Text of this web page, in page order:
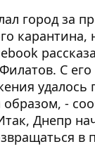
город за
карантина,
С
удалось
-
Днепр
в